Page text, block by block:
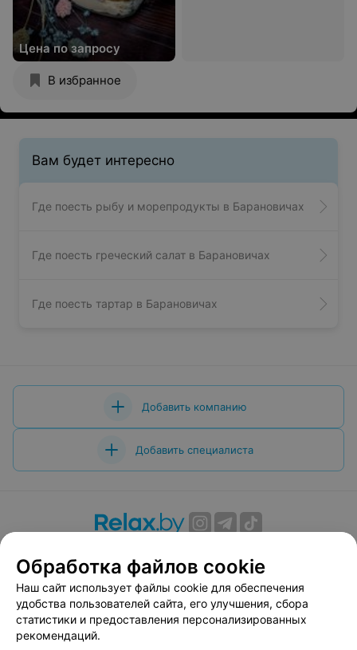
Цена по запросу
В избранное
Вам будет интересно
Где поесть рыбу и морепродукты в Барановичах
Где поесть греческий салат в Барановичах
Где поесть тартар в Барановичах
Добавить компанию
Добавить специалиста
Вакансии
Публичный договор
Способы оплаты
Публичный договор по использованию сервиса
«Афиша»
Пользовательское соглашение
Обработка файлов cookie
Наш сайт использует файлы cookie для обеспечения
удобства пользователей сайта, его улучшения, сбора
статистики и предоставления персонализированных
рекомендаций.